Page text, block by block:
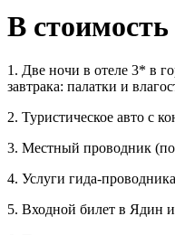
В стоимость
1. Две ночи в отеле 3* в
завтрака: палатки и
2. Туристическое авто с
3. Местный проводник
4. Услуги гида-
5. Входной билет в Ядин